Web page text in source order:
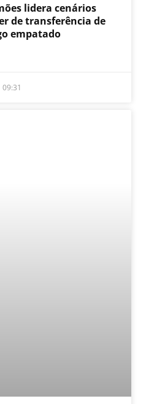
lidera cenários
de transferência de
empatado
09:31